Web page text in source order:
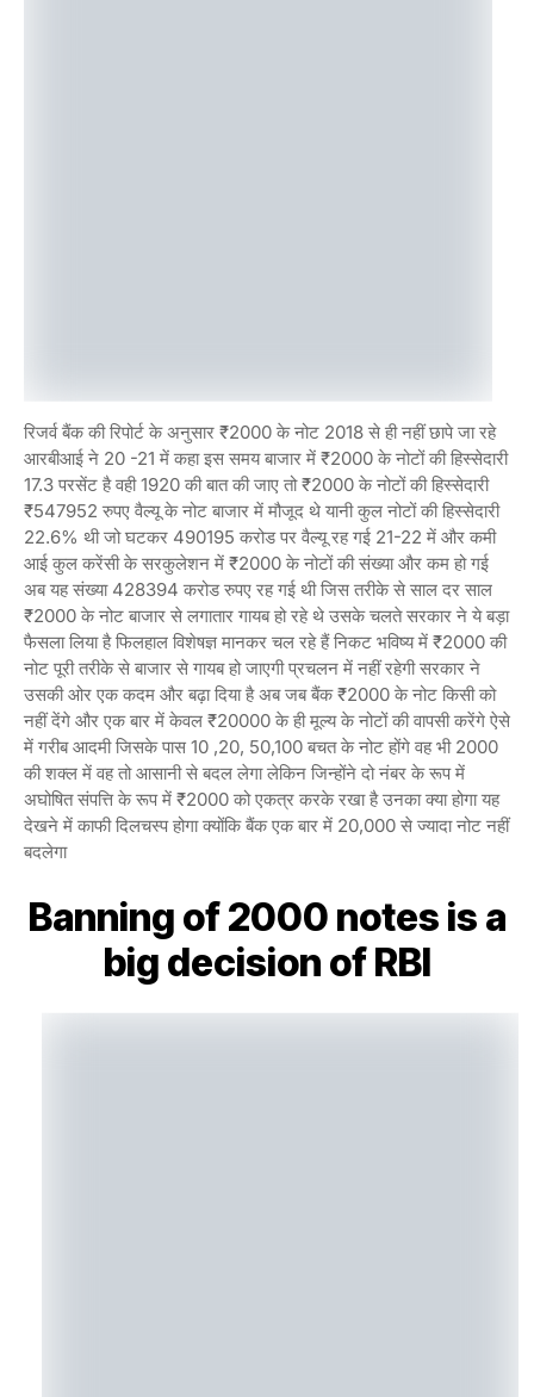
रिजर्व बैंक की रिपोर्ट के अनुसार ₹2000 के नोट 2018 से ही नहीं छापे जा रहे
आरबीआई ने 20 -21 में कहा इस समय बाजार में ₹2000 के नोटों की हिस्सेदारी
17.3 परसेंट है वही 1920 की बात की जाए तो ₹2000 के नोटों की हिस्सेदारी
₹547952 रुपए वैल्यू के नोट बाजार में मौजूद थे यानी कुल नोटों की हिस्सेदारी
22.6% थी जो घटकर 490195 करोड पर वैल्यू रह गई 21-22 में और कमी
आई कुल करेंसी के सरकुलेशन में ₹2000 के नोटों की संख्या और कम हो गई
अब यह संख्या 428394 करोड रुपए रह गई थी जिस तरीके से साल दर साल
₹2000 के नोट बाजार से लगातार गायब हो रहे थे उसके चलते सरकार ने ये बड़ा
फैसला लिया है फिलहाल विशेषज्ञ मानकर चल रहे हैं निकट भविष्य में ₹2000 की
नोट पूरी तरीके से बाजार से गायब हो जाएगी प्रचलन में नहीं रहेगी सरकार ने
उसकी ओर एक कदम और बढ़ा दिया है अब जब बैंक ₹2000 के नोट किसी को
नहीं देंगे और एक बार में केवल ₹20000 के ही मूल्य के नोटों की वापसी करेंगे ऐसे
में गरीब आदमी जिसके पास 10 ,20, 50,100 बचत के नोट होंगे वह भी 2000
की शक्ल में वह तो आसानी से बदल लेगा लेकिन जिन्होंने दो नंबर के रूप में
अघोषित संपत्ति के रूप में ₹2000 को एकत्र करके रखा है उनका क्या होगा यह
देखने में काफी दिलचस्प होगा क्योंकि बैंक एक बार में 20,000 से ज्यादा नोट नहीं
बदलेगा
Banning of 2000 notes is a
big decision of RBI